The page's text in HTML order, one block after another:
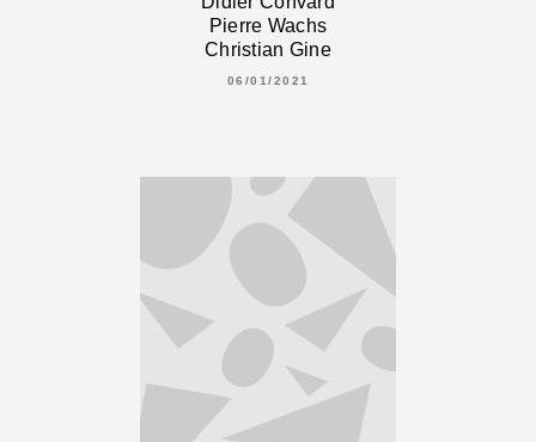
Pierre Wachs
Christian Gine
06/01/2021